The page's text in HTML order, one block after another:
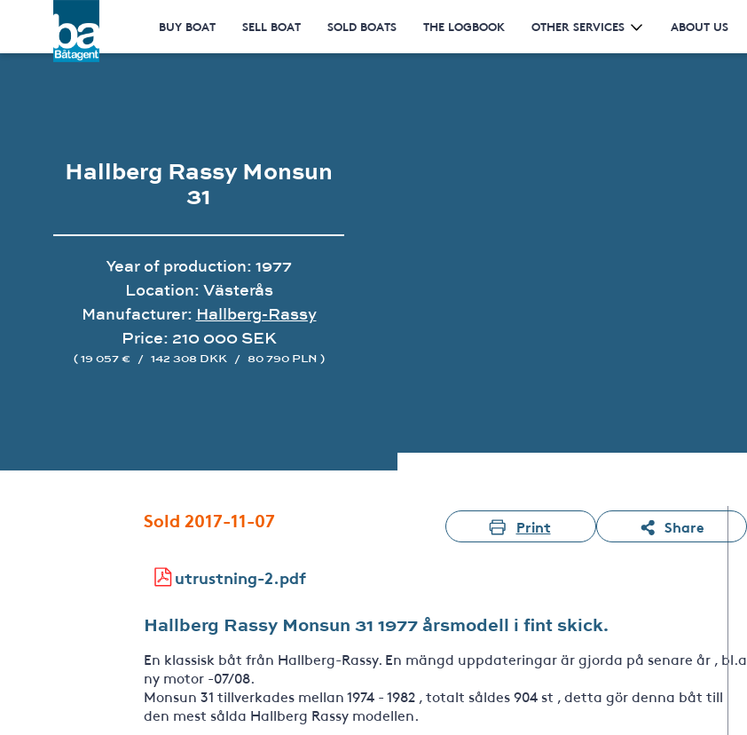
BUY BOAT SELL BOAT SOLD BOATS THE LOGBOOK OTHER SERVICES ABOUT US
Hallberg Rassy Monsun
31
Year of production: 1977
Location: Västerås
Manufacturer: Hallberg-Rassy
Price: 210 000 SEK
( 19 057 € / 142 308 DKK / 80 790 PLN )
Sold 2017-11-07 Print Share
utrustning-2.pdf
Hallberg Rassy Monsun 31 1977 årsmodell i fint skick.
En klassisk båt från Hallberg-Rassy. En mängd uppdateringar är gjorda på senare år , bl.a
ny motor -07/08.
Monsun 31 tillverkades mellan 1974 - 1982 , totalt såldes 904 st , detta gör denna båt till
den mest sålda Hallberg Rassy modellen.